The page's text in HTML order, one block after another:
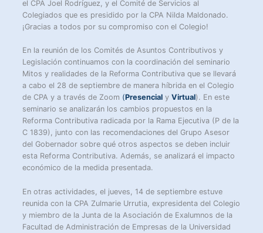
el CPA Joel Rodríguez, y el Comité de Servicios al
Colegiados que es presidido por la CPA Nilda Maldonado.
¡Gracias a todos por su compromiso con el Colegio!
En la reunión de los Comités de Asuntos Contributivos y
Legislación continuamos con la coordinación del seminario
Mitos y realidades de la Reforma Contributiva que se llevará
a cabo el 28 de septiembre de manera híbrida en el Colegio
de CPA y a través de Zoom (Presencial yVirtual). En este
seminario se analizarán los cambios propuestos en la
Reforma Contributiva radicada por la Rama Ejecutiva (P de la
C 1839), junto con las recomendaciones del Grupo Asesor
del Gobernador sobre qué otros aspectos se deben incluir
esta Reforma Contributiva. Además, se analizará el impacto
económico de la medida presentada.
En otras actividades, el jueves, 14 de septiembre estuve
reunida con la CPA Zulmarie Urrutia, expresidenta del Colegio
y miembro de la Junta de la Asociación de Exalumnos de la
Facultad de Administración de Empresas de la Universidad